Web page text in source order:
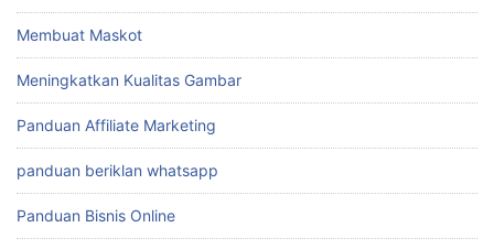
Membuat Maskot
Meningkatkan Kualitas Gambar
Panduan Affiliate Marketing
panduan beriklan whatsapp
Panduan Bisnis Online